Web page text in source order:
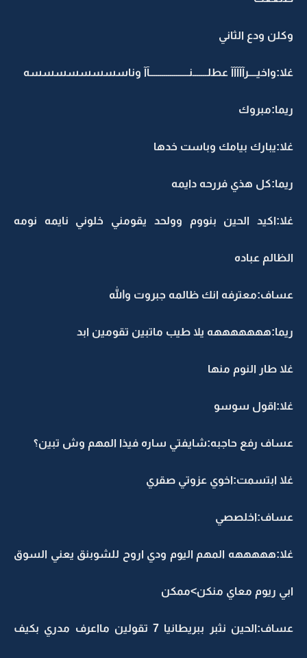
وكلن ودع الثاني
غلا:واخيــــرآآآآآ عطلـــــــنـــــــــــــــــــآآ وناسسسسسسسسه
ريما:مبروك
غلا:يبارك بيامك وباست خدها
ريما:كل هذي فررحه دايمه
غلا:اكيد الحين بنووم وولحد يقومني خلوني نايمه نومه
الظالم عباده
عساف:معترفه انك ظالمه جبروت والله
ريما:هههههههه يلا طيب ماتبين تقومين ابد
غلا طار النوم منها
غلا:اقول سوسو
عساف رفع حاجبه:شايفتي ساره فيذا المهم وش تبين؟
غلا ابتسمت:اخوي عزوتي صقري
عساف:اخلصصي
غلا:هههههه المهم اليوم ودي اروح للشوبنق يعني السوق
ابي ريوم معاي منكن>ممكن
عساف:الحين نثبر ببريطانيا 7 تقولين مااعرف مدري بكيف